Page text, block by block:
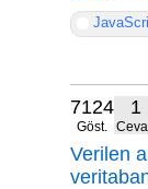
7124
Göst.
1
Verilen